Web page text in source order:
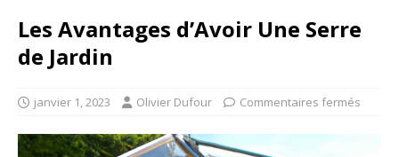
Les Avantages d’Avoir Une Serre
de Jardin
janvier 1, 2023 Olivier Dufour Commentaires fermés